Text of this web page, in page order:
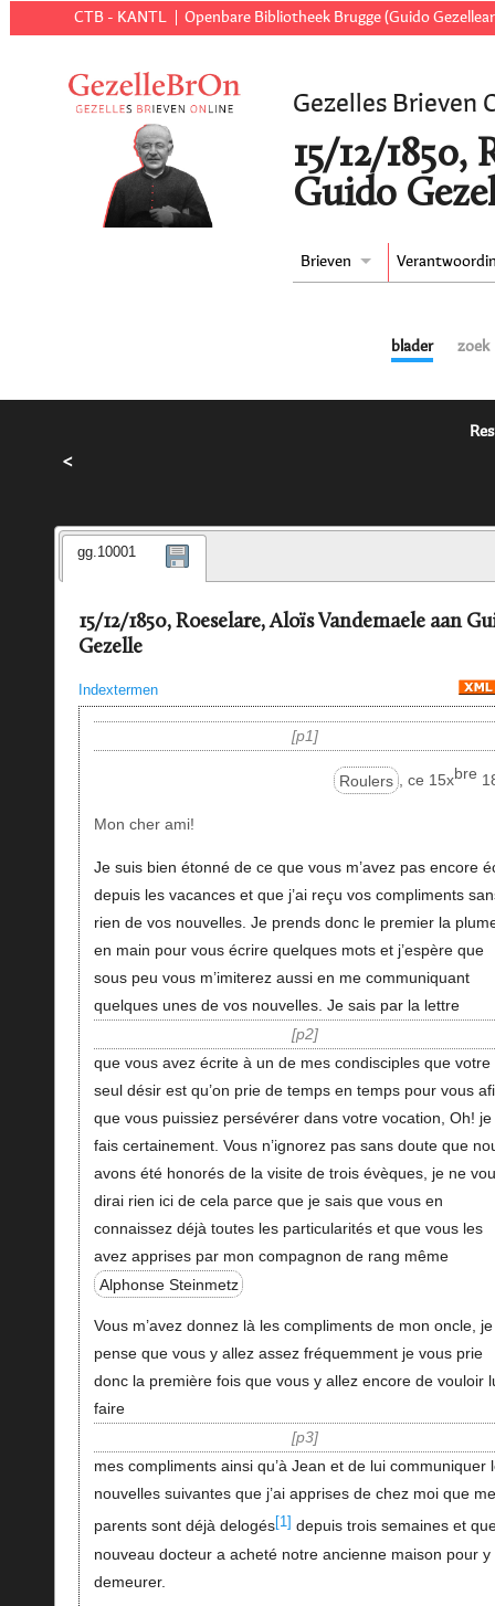
CTB - KANTL Openbare Bibliotheek Brugge (Guido
Gezelles Brieven
15/12/1850,
Guido
Brieven
blader zoek
<
gg.10001
15/12/1850, Roeselare, Aloïs Vandemaele aan
Gezelle
Indextermen
p1
Roulers , ce 15xbre
Mon cher ami!
Je suis bien étonné de ce que vous m’avez pas encore
depuis les vacances et que j’ai reçu vos compliments
rien de vos nouvelles. Je prends donc le premier la
en main pour vous écrire quelques mots et j’espère que
sous peu vous m’imiterez aussi en me communiquant
quelques unes de vos nouvelles. Je sais par la lettre
p2
que vous avez écrite à un de mes condisciples que votre
seul désir est qu’on prie de temps en temps pour vous
que vous puissiez persévérer dans votre vocation, Oh! je
fais certainement. Vous n’ignorez pas sans doute que
avons été honorés de la visite de trois évèques, je ne
dirai rien ici de cela parce que je sais que vous en
connaissez déjà toutes les particularités et que vous les
avez apprises par mon compagnon de rang même
Alphonse Steinmetz
Vous m’avez donnez là les compliments de mon oncle, je
pense que vous y allez assez fréquemment je vous prie
donc la première fois que vous y allez encore de vouloir
faire
p3
mes compliments ainsi qu’à Jean et de lui communiquer
nouvelles suivantes que j’ai apprises de chez moi que
parents sont déjà delogés[1] depuis trois semaines et
nouveau docteur a acheté notre ancienne maison pour y
demeurer.